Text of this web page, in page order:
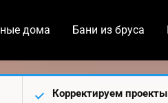
дома Бани из бруса
Корректируем проекты